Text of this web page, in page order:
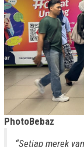
PhotoBebaz
“Setiap merek